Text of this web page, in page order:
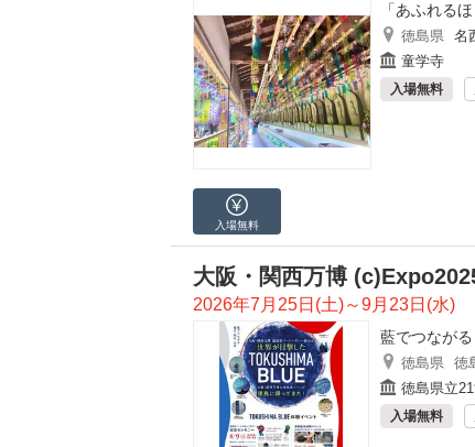
「あふれる
徳島県 名
童学寺
入場無料
入場無料
大阪・関西万博
2026年7月25日(土)～9月23日(水)
藍でつなが
徳島県 徳
徳島県立
入場無料